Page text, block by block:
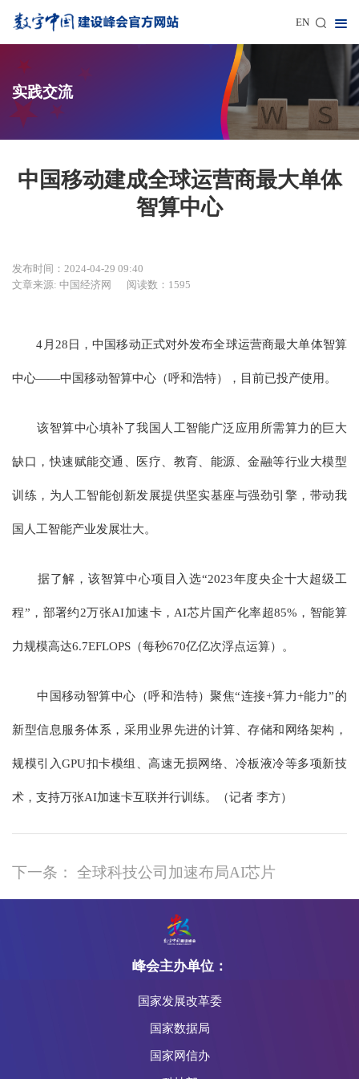
EN
实践交流
中国移动建成全球运营商最大单体
智算中心
发布时间：2024-04-29 09:40
文章来源: 中国经济网
阅读数：1595
4月28日，中国移动正式对外发布全球运营商最大单体智算
中心——中国移动智算中心（呼和浩特），目前已投产使用。
该智算中心填补了我国人工智能广泛应用所需算力的巨大
缺口，快速赋能交通、医疗、教育、能源、金融等行业大模型
训练，为人工智能创新发展提供坚实基座与强劲引擎，带动我
国人工智能产业发展壮大。
据了解，该智算中心项目入选“2023年度央企十大超级工
程”，部署约2万张AI加速卡，AI芯片国产化率超85%，智能算
力规模高达6.7EFLOPS（每秒670亿亿次浮点运算）。
中国移动智算中心（呼和浩特）聚焦“连接+算力+能力”的
新型信息服务体系，采用业界先进的计算、存储和网络架构，
规模引入GPU扣卡模组、高速无损网络、冷板液冷等多项新技
术，支持万张AI加速卡互联并行训练。（记者 李方）
下一条： 全球科技公司加速布局AI芯片
峰会主办单位：
国家发展改革委
国家数据局
国家网信办